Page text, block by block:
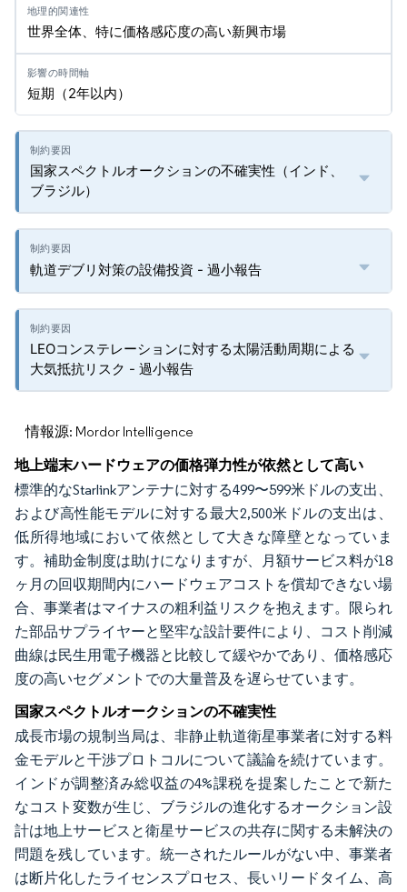
世界全体、特に価格感応度の高い新興市場
短期（2年以内）
国家スペクトルオークションの不確実性（インド、
ブラジル）
軌道デブリ対策の設備投資 - 過小報告
LEOコンステレーションに対する太陽活動周期による
大気抵抗リスク - 過小報告
情報源: Mordor Intelligence
地上端末ハードウェアの価格弾力性が依然として高い
標準的なStarlinkアンテナに対する499〜599米ドルの支出、
および高性能モデルに対する最大2,500米ドルの支出は、
低所得地域において依然として大きな障壁となっていま
す。補助金制度は助けになりますが、月額サービス料が18
ヶ月の回収期間内にハードウェアコストを償却できない場
合、事業者はマイナスの粗利益リスクを抱えます。限られ
た部品サプライヤーと堅牢な設計要件により、コスト削減
曲線は民生用電子機器と比較して緩やかであり、価格感応
度の高いセグメントでの大量普及を遅らせています。
国家スペクトルオークションの不確実性
成長市場の規制当局は、非静止軌道衛星事業者に対する料
金モデルと干渉プロトコルについて議論を続けています。
インドが調整済み総収益の4%課税を提案したことで新た
なコスト変数が生じ、ブラジルの進化するオークション設
計は地上サービスと衛星サービスの共存に関する未解決の
問題を残しています。統一されたルールがない中、事業者
は断片化したライセンスプロセス、長いリードタイム、高